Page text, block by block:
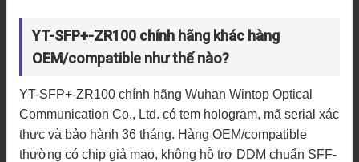
YT-SFP+-ZR100 chính hãng khác hàng
OEM/compatible như thế nào?
YT-SFP+-ZR100 chính hãng Wuhan Wintop Optical
Communication Co., Ltd. có tem hologram, mã serial xác
thực và bảo hành 36 tháng. Hàng OEM/compatible
thường có chip giả mạo, không hỗ trợ DDM chuẩn SFF-